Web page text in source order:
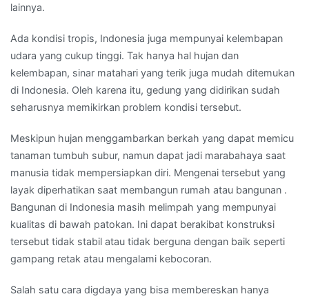
lainnya.
Ada kondisi tropis, Indonesia juga mempunyai kelembapan
udara yang cukup tinggi. Tak hanya hal hujan dan
kelembapan, sinar matahari yang terik juga mudah ditemukan
di Indonesia. Oleh karena itu, gedung yang didirikan sudah
seharusnya memikirkan problem kondisi tersebut.
Meskipun hujan menggambarkan berkah yang dapat memicu
tanaman tumbuh subur, namun dapat jadi marabahaya saat
manusia tidak mempersiapkan diri. Mengenai tersebut yang
layak diperhatikan saat membangun rumah atau bangunan .
Bangunan di Indonesia masih melimpah yang mempunyai
kualitas di bawah patokan. Ini dapat berakibat konstruksi
tersebut tidak stabil atau tidak berguna dengan baik seperti
gampang retak atau mengalami kebocoran.
Salah satu cara digdaya yang bisa membereskan hanya